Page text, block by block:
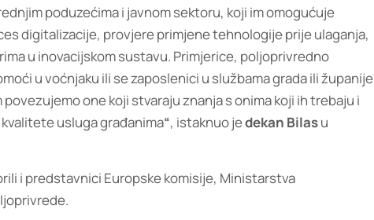
poduzećima i javnom sektoru, koji im omogućuje
digitalizacije, provjere primjene tehnologije prije ulaganja,
u inovacijskom sustavu. Primjerice, poljoprivredno
u voćnjaku ili se zaposlenici u službama grada ili županije
one koji stvaraju znanja s onima koji ih trebaju i
usluga građanima“, istaknuo jedekan Bilasu
i predstavnici Europske komisije, Ministarstva